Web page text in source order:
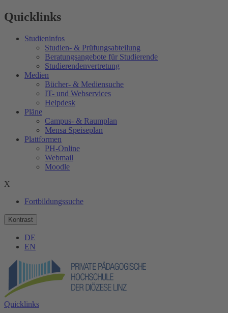
Quicklinks
Studieninfos
Studien- & Prüfungsabteilung
Beratungsangebote für Studierende
Studierendenvertretung
Medien
Bücher- & Mediensuche
IT- und Webservices
Helpdesk
Pläne
Campus- & Raumplan
Mensa Speiseplan
Plattformen
PH-Online
Webmail
Moodle
X
Fortbildungssuche
Kontrast
DE
EN
Quicklinks